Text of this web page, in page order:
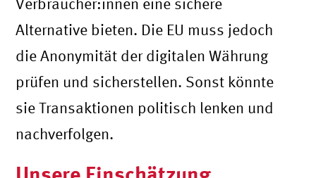
Verbraucher:innen eine sichere
Alternative bieten. Die EU muss jedoch
die Anonymität der digitalen Währung
prüfen und sicherstellen. Sonst könnte
sie Transaktionen politisch lenken und
nachverfolgen.